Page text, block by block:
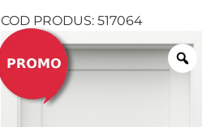
COD PRODUS: 517064